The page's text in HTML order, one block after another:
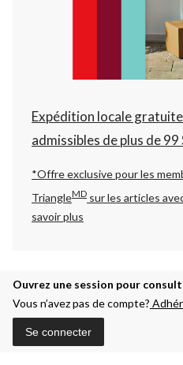
Expédition locale
admissibles de plus de 99
*Offre exclusive pour les
TriangleMD sur les articles
savoir plus
Ouvrez une session pour
Vous n’avez pas de compte?
Se connecter